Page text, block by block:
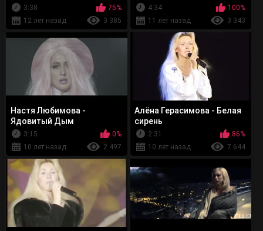
3:38
75%
12 лет назад
3 385
4:34
100%
11 лет назад
3 343
Настя Любимова -
Ядовитый Дым
3:15
0%
10 лет назад
2 497
Алёна Герасимова - Белая
сирень
2:31
86%
10 лет назад
7 644